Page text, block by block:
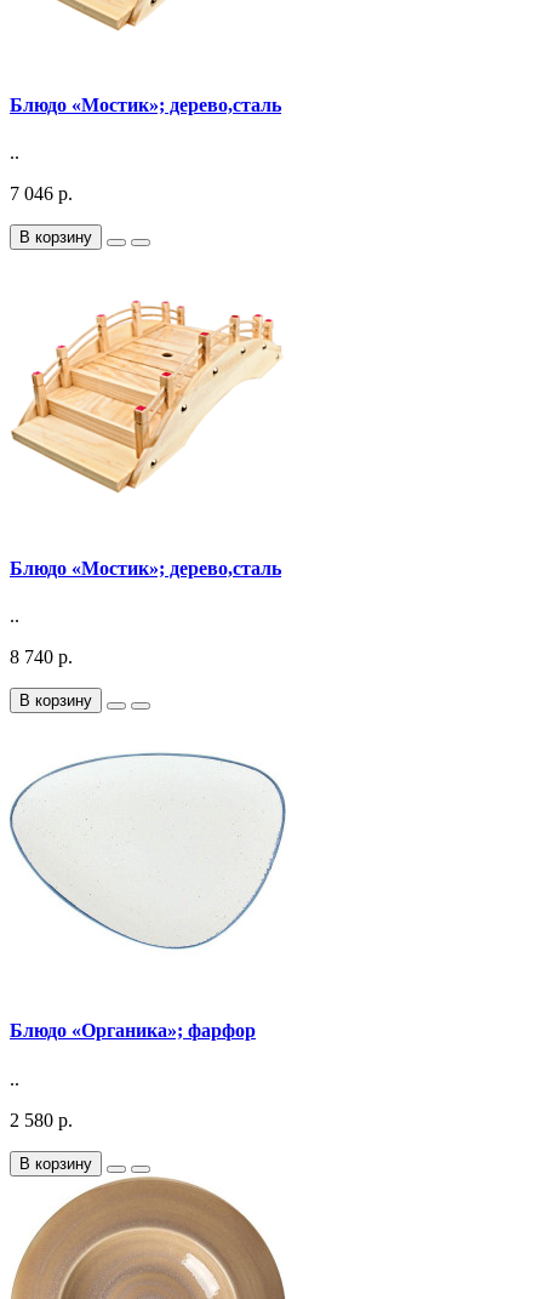
Блюдо «Мостик»; дерево,сталь
..
7 046 р.
В корзину
Блюдо «Мостик»; дерево,сталь
..
8 740 р.
В корзину
Блюдо «Органика»; фарфор
..
2 580 р.
В корзину